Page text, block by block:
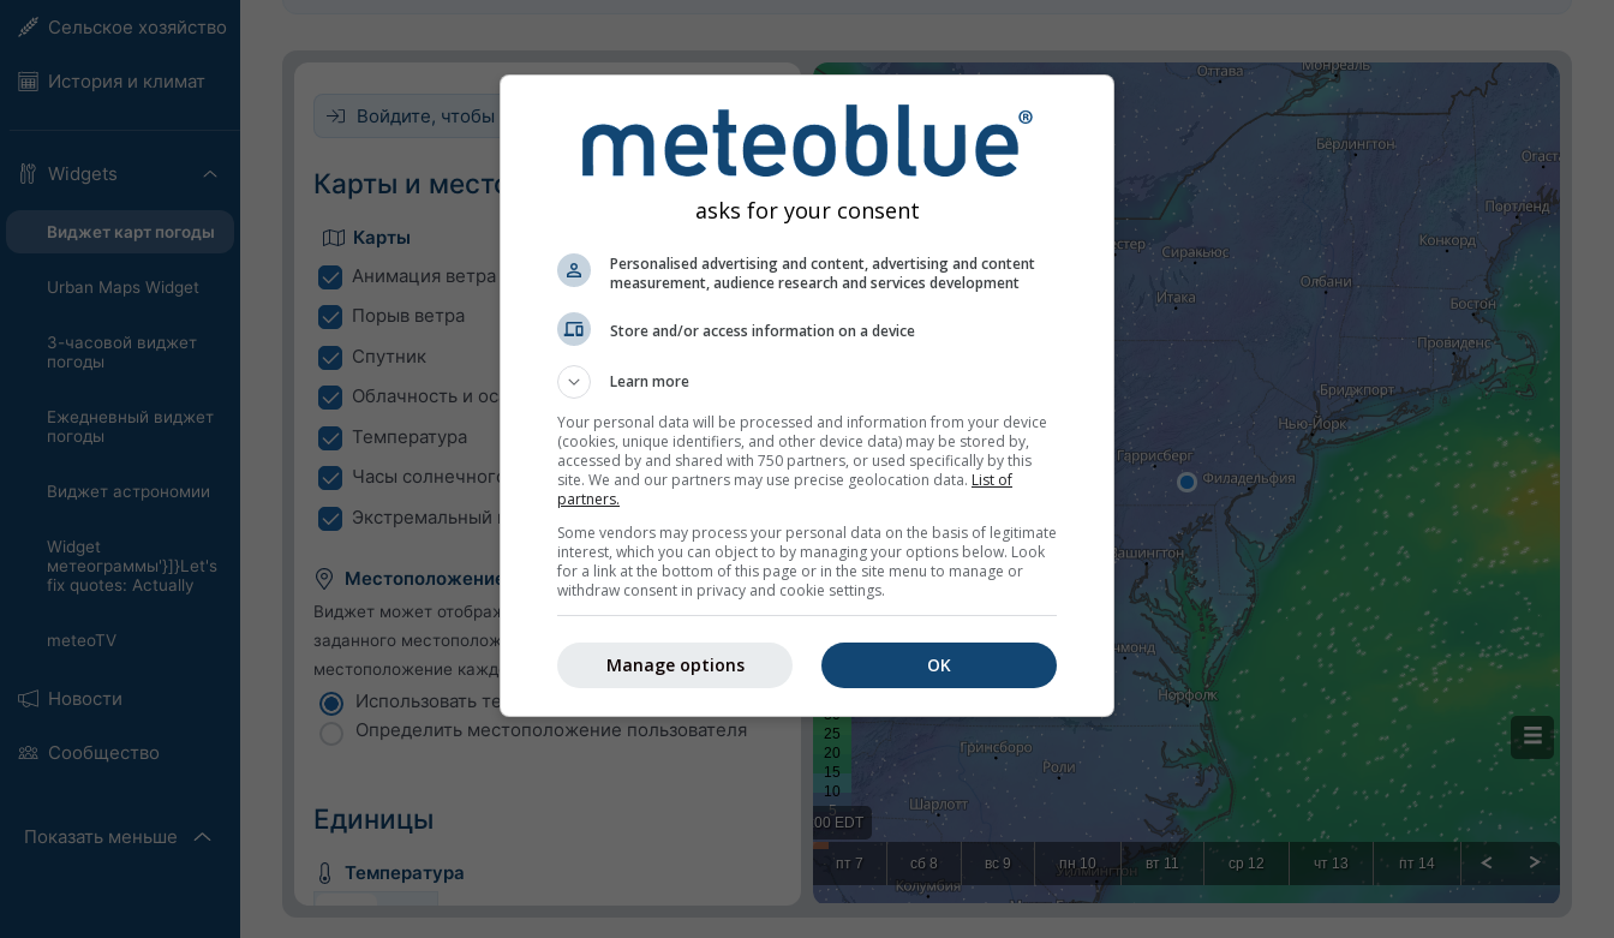
Сельское хозяйство
История и климат
Widgets
Виджет карт погоды
Urban Maps Widget
3-часовой виджет
погоды
Ежедневный виджет
погоды
Виджет астрономии
Widget
метеограммы'}]}Let's
fix quotes: Actually
meteoTV
Новости
Сообщество
Показать меньше
Войдите, чтобы встроить этот widget.
Карты и местоположение
Карты
Анимация ветра
Порыв ветра
Спутник
Облачность и осадки
Температура
Часы солнечного сияния
Экстремальный прогноз
Местоположение
Виджет может отображать погоду для заранее
заданного местоположения или пытаться определить
местоположение каждого посетителя вашего сайта.
Использовать текущее местоположение
Определить местоположение пользователя
Единицы
Температура
asks for your consent
Personalised advertising and content, advertising and content
measurement, audience research and services development
Store and/or access information on a device
Learn more
Your personal data will be processed and information from your device
(cookies, unique identifiers, and other device data) may be stored by,
accessed by and shared with 750 partners, or used specifically by this
site. We and our partners may use precise geolocation data. List of
partners.
Some vendors may process your personal data on the basis of legitimate
interest, which you can object to by managing your options below. Look
for a link at the bottom of this page or in the site menu to manage or
withdraw consent in privacy and cookie settings.
OK
Manage options